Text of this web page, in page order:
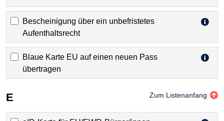
Bescheinigung über ein unbefristetes
Aufenthaltsrecht
Blaue Karte EU auf einen neuen Pass
übertragen
E Zum Listenanfang